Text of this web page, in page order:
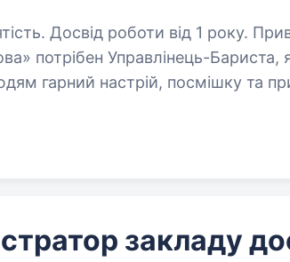
роботи від 1 року. Привіт! В нашу кав’ярню на
потрібен Управлінець-Бариста,
гарний настрій, посмішку та
закладу